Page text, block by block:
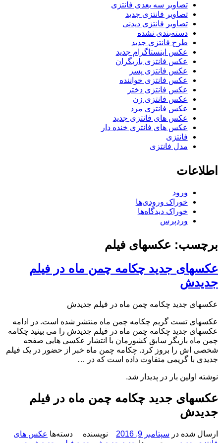
تصاویر سه بعدی فانتزی
تصاویر فانتزی جدید
تصاویر فانتزی دیدنی
دسته‌بندی نشده
طرح فانتزی جدید
عکس اینستاگرام جدید
عکس فانتزی بازیگران
عکس فانتزی پسر
عکس فانتزی خواننده
عکس فانتزی دختر
عکس فانتزی زن
عکس فانتزی مرد
عکس های فانتزی جدید
عکس های فانتزی خنده دار
فانتزی
مدل فانتزی
اطلاعات
ورود
خوراک ورودی‌ها
خوراک دیدگاه‌ها
وردپرس
برچسب: عکسهای فیلم
عکسهای جدید چکامه چمن ماه در فیلم
جدیدش
عکسهای جدید چکامه چمن ماه در فیلم جدیدش
عکسهای تست گریم چکامه چمن ماه منتشر شده است. در ادامه
عکسهای جدید چکامه چمن ماه در فیلم جدیدش را می بینید چکامه
چمن ماه بازیگر سابق کشورمان با انتشار عکسی هایی صفحه
شخصی اش را بروز کرد. چکامه چمن ماه خبر از حضور در یک فیلم
جدیدی با گریمی متفاوت داده است که در …
نوشته اولین بار در پدیدار شد.
عکسهای جدید چکامه چمن ماه در فیلم
جدیدش
ارسال شده در سپتامبر 9, 2016 نویسنده دسته‌ها عکس های